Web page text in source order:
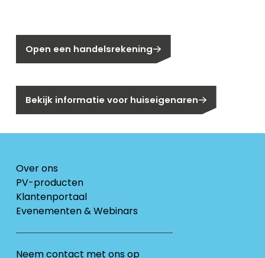
Open een handelsrekening
Bekijk informatie voor huiseigenaren
Over ons
PV-producten
Klantenportaal
Evenementen & Webinars
Neem contact met ons op